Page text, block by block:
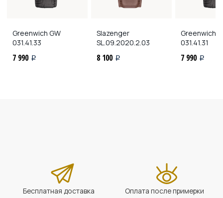
Greenwich GW
031.41.33
7 990 i
Slazenger
SL.09.2020.2.03
8 100 i
Greenwich
031.41.31
7 990 i
Бесплатная доставка Оплата после примерки